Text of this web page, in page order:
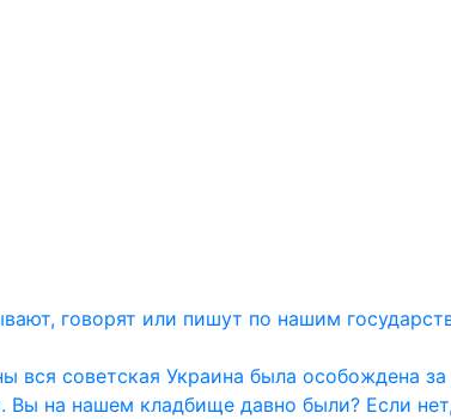
говорят или пишут по нашим
вся советская Украина была особождена
Вы на нашем кладбище давно были? Если